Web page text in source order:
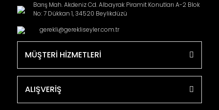
Barış Mah. Akdeniz Cd. Albayrak Piramit Konutları A-2 Blok
No: 7 Dükkan 1, 34520 Beylikdüzü
gerekli@gerekliseyler.com.tr
MÜŞTERİ HİZMETLERİ
ALIŞVERİŞ